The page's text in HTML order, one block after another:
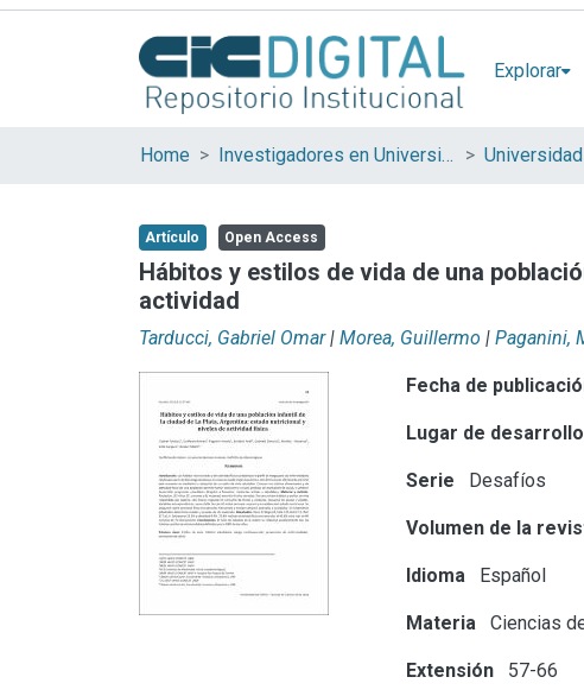
Explorar
Home Investigadores en Universidades Nacionales de la provincia de Buenos Aires
Artículo Open Access
Hábitos y estilos de vida de una
actividad
Tarducci, Gabriel Omar | Morea, Guillermo | Paganini,
Fecha de
Lugar de desarrollo
Serie Desafíos
Volumen de la
Idioma Español
Materia Ciencias
Extensión 57-66